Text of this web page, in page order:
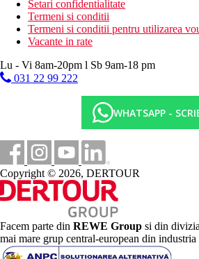
jacuzzi
masaje
Dieta
Restaurantul tip bufet este situat in
Mic dejun, pranz si cina tip bufet
gustare usoara in timpul zilei
Cafea de dupa-amiaza, ceai,
Bauturi alcoolice si nealcoolice
locala (10:00 a.m. - 12:00 p.m.)
schimba in timpul sezonului.
Categoria oficiala
3 stele
Nota: Sfera si calitatea serviciilor si
sus pot fi afectate de introducerea
igiena sau antiepidemie in destinatia
Setari confidentialitate
Termeni si conditii
Termeni si conditii pentru utilizarea
Vacante in rate
Lu - Vi 8am-20pm l Sb 9am-18 pm
031 22 99 222
WHATSAPP -
Copyright © 2026, DERTOUR
Facem parte din REWE Group si din
mai mare grup central-european din